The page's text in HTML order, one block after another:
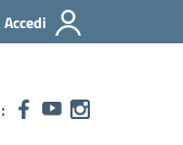
Accedi